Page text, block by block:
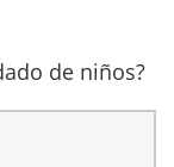
de niños?